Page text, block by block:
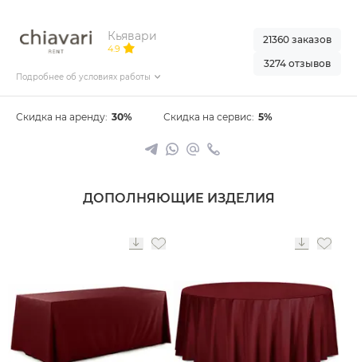
Кьявари
4.9
Подробнее об условиях работы
21360 заказов
3274 отзывов
Скидка на аренду: 30% Скидка на сервис: 5%
ДОПОЛНЯЮЩИЕ ИЗДЕЛИЯ